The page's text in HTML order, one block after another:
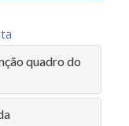
quadro do